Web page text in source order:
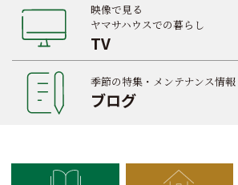
映像で見る
ヤマサハウスでの暮らし
TV
季節の特集・メンテナンス情報
ブログ